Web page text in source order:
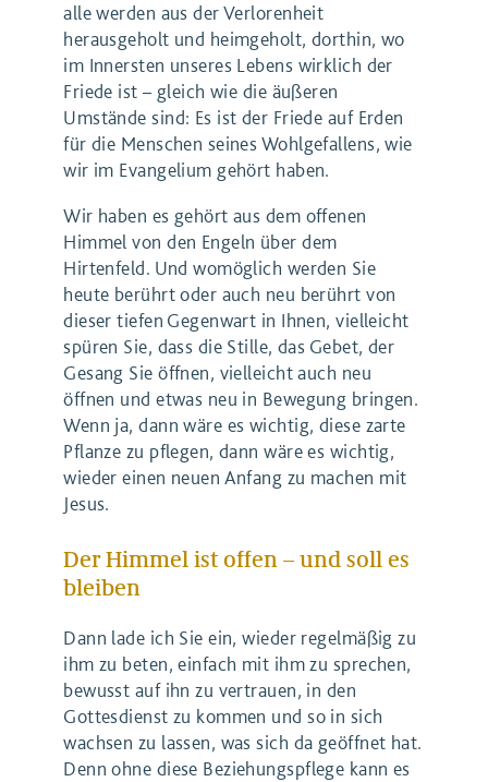
alle werden aus der Verlorenheit
herausgeholt und heimgeholt, dorthin, wo
im Innersten unseres Lebens wirklich der
Friede ist – gleich wie die äußeren
Umstände sind: Es ist der Friede auf Erden
für die Menschen seines Wohlgefallens, wie
wir im Evangelium gehört haben.
Wir haben es gehört aus dem offenen
Himmel von den Engeln über dem
Hirtenfeld. Und womöglich werden Sie
heute berührt oder auch neu berührt von
dieser tiefen Gegenwart in Ihnen, vielleicht
spüren Sie, dass die Stille, das Gebet, der
Gesang Sie öffnen, vielleicht auch neu
öffnen und etwas neu in Bewegung bringen.
Wenn ja, dann wäre es wichtig, diese zarte
Pflanze zu pflegen, dann wäre es wichtig,
wieder einen neuen Anfang zu machen mit
Jesus.
Der Himmel ist offen – und soll es
bleiben
Dann lade ich Sie ein, wieder regelmäßig zu
ihm zu beten, einfach mit ihm zu sprechen,
bewusst auf ihn zu vertrauen, in den
Gottesdienst zu kommen und so in sich
wachsen zu lassen, was sich da geöffnet hat.
Denn ohne diese Beziehungspflege kann es